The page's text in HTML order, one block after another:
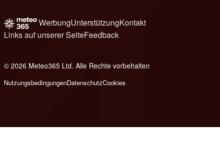
WerbungUnterstützungKontakt
Links auf unserer SeiteFeedback
© 2026 Meteo365 Ltd. Alle Rechte vorbehalten
NutzungsbedingungenDatenschutzCookies